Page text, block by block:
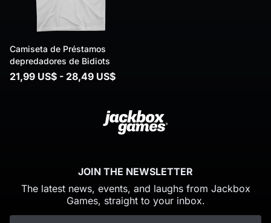
Camiseta de Préstamos
depredadores de Bidiots
21,99 US$ - 28,49 US$
JOIN THE NEWSLETTER
The latest news, events, and laughs from Jackbox
Games, straight to your inbox.